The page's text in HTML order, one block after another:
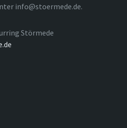
info@stoermede.de.
Störmede